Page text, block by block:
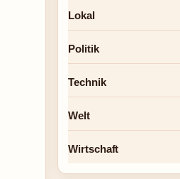
Lokal
Politik
Technik
Welt
Wirtschaft